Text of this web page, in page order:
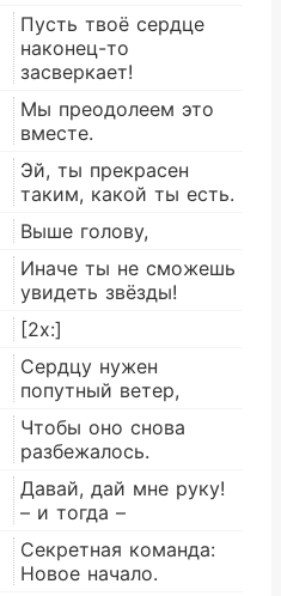
Пусть твоё сердце
наконец-то
засверкает!
Мы преодолеем это
вместе.
Эй, ты прекрасен
таким, какой ты есть.
Выше голову,
Иначе ты не сможешь
увидеть звёзды!
[2x:]
Сердцу нужен
попутный ветер,
Чтобы оно снова
разбежалось.
Давай, дай мне руку!
– и тогда –
Секретная команда:
Новое начало.